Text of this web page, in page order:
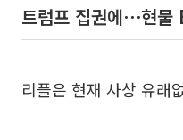
트럼프 집권에⋯현물
리플은 현재 사상 유래